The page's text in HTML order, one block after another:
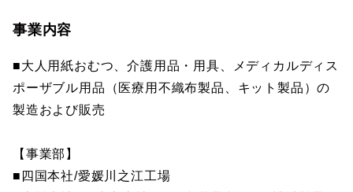
事業内容
■大人用紙おむつ、介護用品・用具、メディカルディス
ポーザブル用品（医療用不織布製品、キット製品）の
製造および販売
【事業部】
■四国本社/愛媛川之江工場